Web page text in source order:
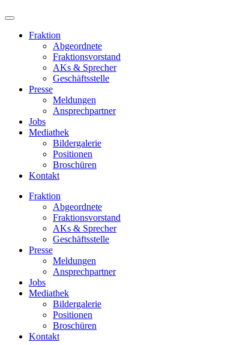
Fraktion
Abgeordnete
Fraktions­vorstand
AKs & Sprecher
Geschäftsstelle
Presse
Meldungen
Ansprechpartner
Jobs
Mediathek
Bildergalerie
Positionen
Broschüren
Kontakt
Fraktion
Abgeordnete
Fraktions­vorstand
AKs & Sprecher
Geschäftsstelle
Presse
Meldungen
Ansprechpartner
Jobs
Mediathek
Bildergalerie
Positionen
Broschüren
Kontakt